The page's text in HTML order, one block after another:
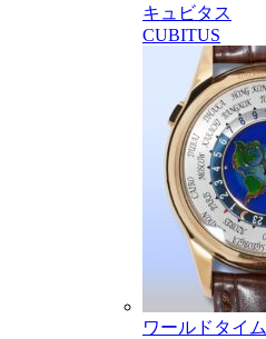
キュビタス
CUBITUS
ワールドタイム